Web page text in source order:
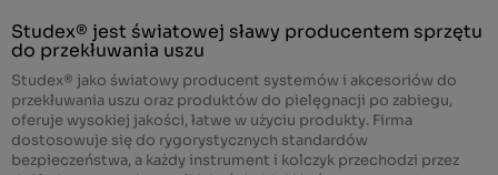
Studex® jest światowej sławy producentem sprzętu
do przekłuwania uszu
Studex® jako światowy producent systemów i akcesoriów do
przekłuwania uszu oraz produktów do pielęgnacji po zabiegu,
oferuje wysokiej jakości, łatwe w użyciu produkty. Firma
dostosowuje się do rygorystycznych standardów
bezpieczeństwa, a każdy instrument i kolczyk przechodzi przez